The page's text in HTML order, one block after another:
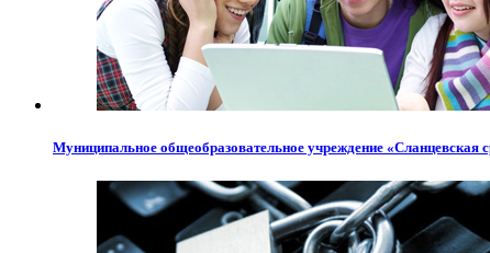
Муниципальное общеобразовательное учреждение